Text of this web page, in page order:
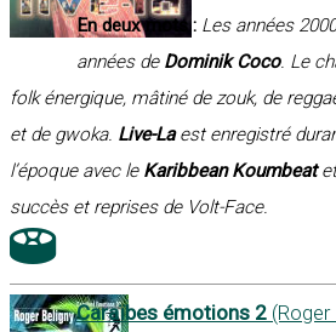
En deux mots : Les années
années de Dominik Coco. Le
folk énergique, mâtiné de zouk, de
et de gwoka. Live-Laest enregistré
l’époque avec le Karibbean Koumbeatet
succès et reprises de Volt-Face.
Caraïbes émotions 2 (Roger